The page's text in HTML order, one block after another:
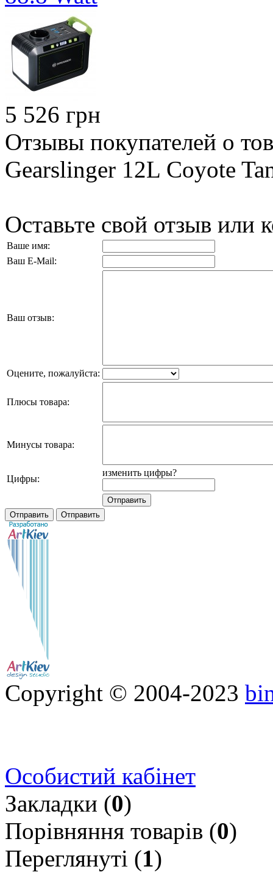
5 526 грн
Отзывы покупателей о
Gearslinger 12L Coyote
Оставьте свой отзыв или
Ваше имя:
Ваш E-Mail:
Ваш отзыв:
Оцените, пожалуйста:
Плюсы товара:
Минусы товара:
Цифры:
изменить цифры?
Copyright © 2004-2023
Особистий кабінет
Закладки (0)
Порівняння товарів (0)
Переглянуті (1)